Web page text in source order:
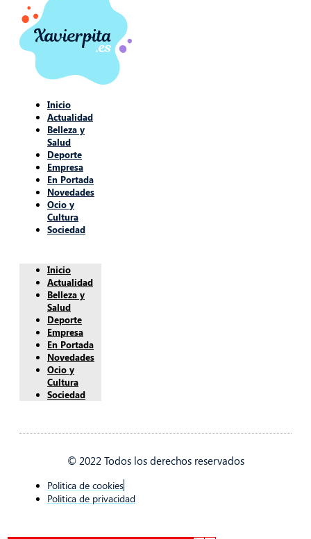
Inicio
Actualidad
Belleza y
Salud
Deporte
Empresa
En Portada
Novedades
Ocio y
Cultura
Sociedad
Inicio
Actualidad
Belleza y
Salud
Deporte
Empresa
En Portada
Novedades
Ocio y
Cultura
Sociedad
© 2022 Todos los derechos reservados
Politica de cookies
Politica de privacidad